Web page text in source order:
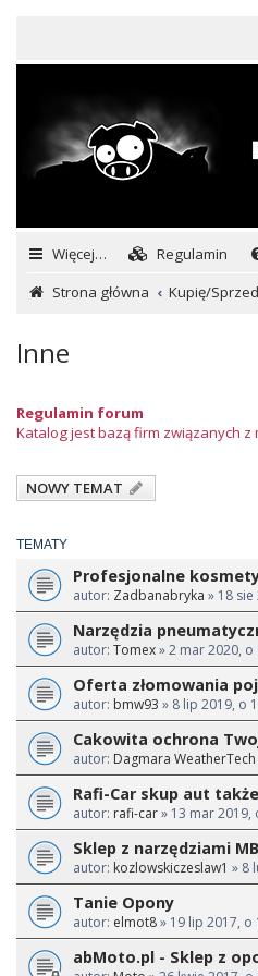
Więcej… Regulamin
Strona główna
Kupię/
Inne
Regulamin forum
Katalog jest bazą firm związanych
NOWY TEMAT
TEMATY
Profesjonalne
autor: Zadbanabryka » 18 sie
Narzędzia
autor: Tomex» 2 mar 2020, o
Oferta złomowania
autor: bmw93 » 8 lip 2019, o
Cakowita ochrona
autor: Dagmara WeatherTech
Rafi-Car skup aut
autor: rafi-car» 13 mar 2019,
Sklep z narzędziami
autor: kozlowskiczeslaw1 » 8
Tanie Opony
autor: elmot8» 19 lip 2017, o
abMoto.pl - Sklep z